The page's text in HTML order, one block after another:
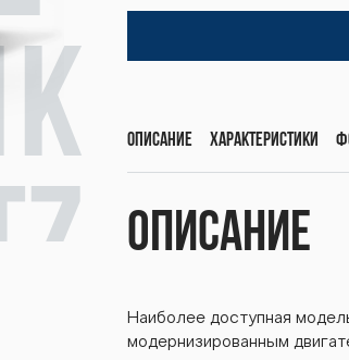
Описание Характеристики
Описание
Наиболее доступная
модернизированным